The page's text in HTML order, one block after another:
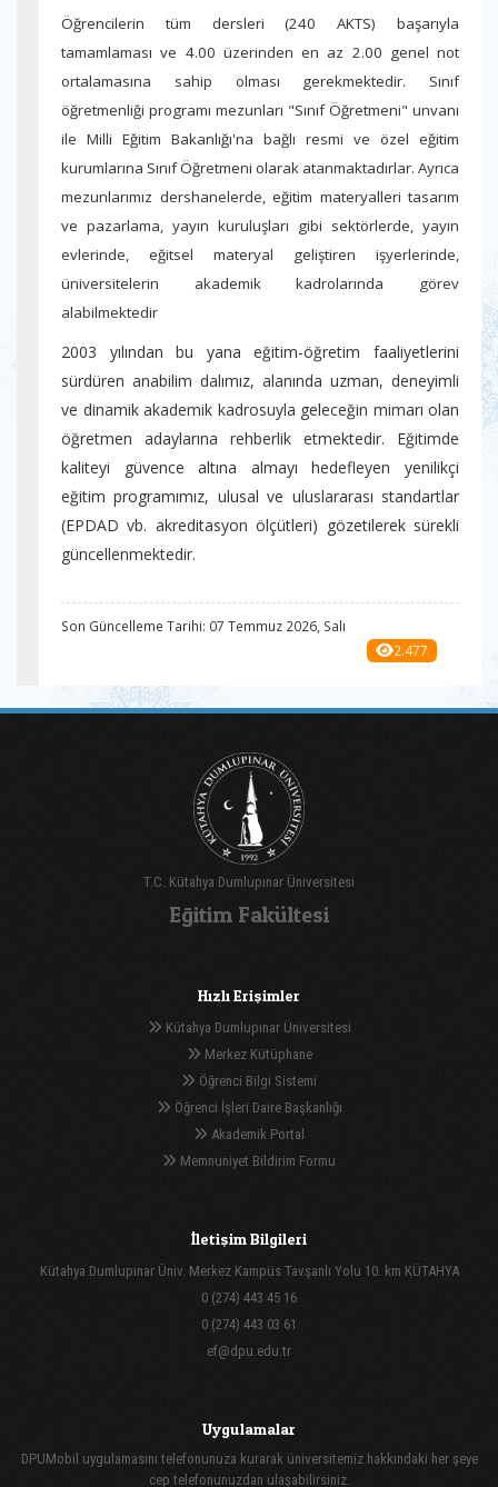
Öğrencilerin tüm dersleri (240 AKTS) başarıyla
tamamlaması ve 4.00 üzerinden en az 2.00 genel not
ortalamasına sahip olması gerekmektedir. Sınıf
öğretmenliği programı mezunları "Sınıf Öğretmeni" unvanı
ile Milli Eğitim Bakanlığı'na bağlı resmi ve özel eğitim
kurumlarına Sınıf Öğretmeni olarak atanmaktadırlar. Ayrıca
mezunlarımız dershanelerde, eğitim materyalleri tasarım
ve pazarlama, yayın kuruluşları gibi sektörlerde, yayın
evlerinde, eğitsel materyal geliştiren işyerlerinde,
üniversitelerin akademik kadrolarında görev
alabilmektedir
2003 yılından bu yana eğitim-öğretim faaliyetlerini
sürdüren anabilim dalımız, alanında uzman, deneyimli
ve dinamik akademik kadrosuyla geleceğin mimarı olan
öğretmen adaylarına rehberlik etmektedir. Eğitimde
kaliteyi güvence altına almayı hedefleyen yenilikçi
eğitim programımız, ulusal ve uluslararası standartlar
(EPDAD vb. akreditasyon ölçütleri) gözetilerek sürekli
güncellenmektedir.
Son Güncelleme Tarihi: 07 Temmuz 2026, Salı
2.477
T.C. Kütahya Dumlupınar Üniversitesi
Eğitim Fakültesi
Hızlı Erişimler
Kütahya Dumlupınar Üniversitesi
Merkez Kütüphane
Öğrenci Bilgi Sistemi
Öğrenci İşleri Daire Başkanlığı
Akademik Portal
Memnuniyet Bildirim Formu
İletişim Bilgileri
Kütahya Dumlupınar Üniv. Merkez Kampüs Tavşanlı Yolu 10. km KÜTAHYA
0 (274) 443 45 16
0 (274) 443 03 61
ef@dpu.edu.tr
Uygulamalar
DPUMobil uygulamasını telefonunuza kurarak üniversitemiz hakkındaki her şeye
cep telefonunuzdan ulaşabilirsiniz.